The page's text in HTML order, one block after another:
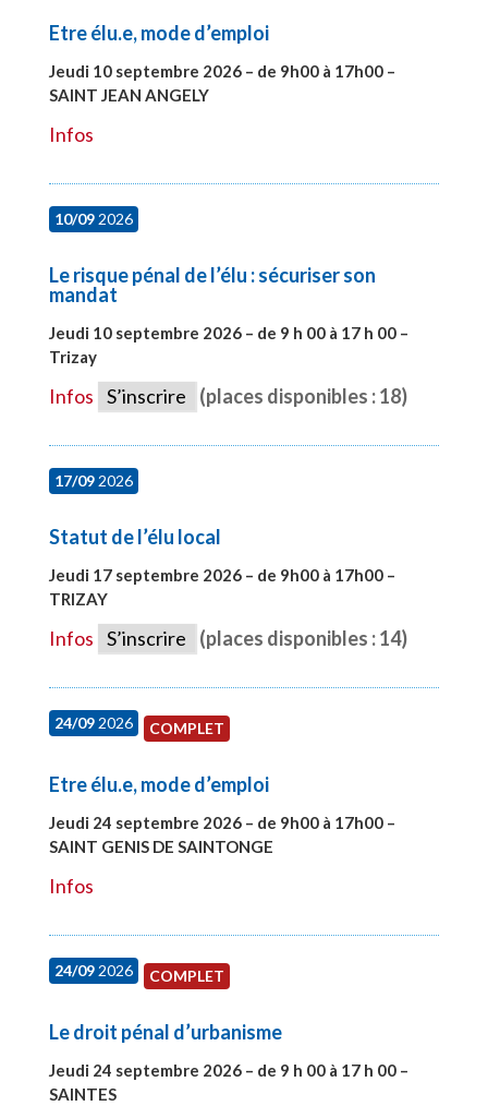
Etre élu.e, mode d’emploi
Jeudi 10 septembre 2026 – de 9h00 à 17h00 –
SAINT JEAN ANGELY
Infos
10/092026
Le risque pénal de l’élu : sécuriser son
mandat
Jeudi 10 septembre 2026 – de 9 h 00 à 17 h 00 –
Trizay
Infos S’inscrire (places disponibles : 18)
17/092026
Statut de l’élu local
Jeudi 17 septembre 2026 – de 9h00 à 17h00 –
TRIZAY
Infos S’inscrire (places disponibles : 14)
24/092026 COMPLET
Etre élu.e, mode d’emploi
Jeudi 24 septembre 2026 – de 9h00 à 17h00 –
SAINT GENIS DE SAINTONGE
Infos
24/092026 COMPLET
Le droit pénal d’urbanisme
Jeudi 24 septembre 2026 – de 9 h 00 à 17 h 00 –
SAINTES